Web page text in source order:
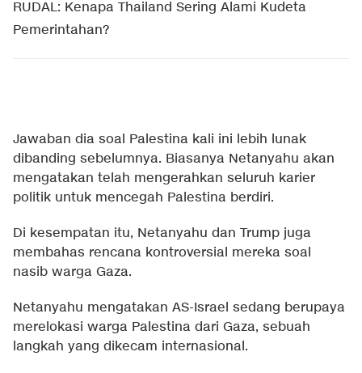
RUDAL: Kenapa Thailand Sering Alami Kudeta
Pemerintahan?
Jawaban dia soal Palestina kali ini lebih lunak
dibanding sebelumnya. Biasanya Netanyahu akan
mengatakan telah mengerahkan seluruh karier
politik untuk mencegah Palestina berdiri.
Di kesempatan itu, Netanyahu dan Trump juga
membahas rencana kontroversial mereka soal
nasib warga Gaza.
Netanyahu mengatakan AS-Israel sedang berupaya
merelokasi warga Palestina dari Gaza, sebuah
langkah yang dikecam internasional.